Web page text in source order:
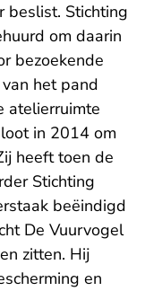
beslist. Stichting
om daarin
bezoekende
het pand
atelierruimte
in 2014 om
heeft toen de
Stichting
beëindigd
De Vuurvogel
zitten. Hij
en